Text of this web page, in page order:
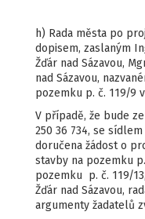
h) Rada města po
dopisem, zaslaným
Žďár nad Sázavou,
nad Sázavou,
pozemku p. č. 119/9
V případě, že bude
250 36 734, se sídlem
doručena žádost o
stavby na pozemku
pozemku p. č. 119/
Žďár nad Sázavou,
argumenty žadatelů